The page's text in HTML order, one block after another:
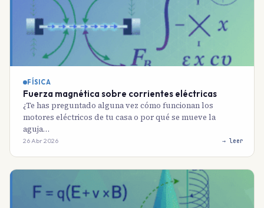
FÍSICA
Fuerza magnética sobre corrientes eléctricas
¿Te has preguntado alguna vez cómo funcionan los
motores eléctricos de tu casa o por qué se mueve la
aguja…
26 Abr 2026 → leer